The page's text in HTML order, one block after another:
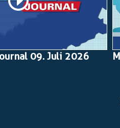
09. Juli 2026